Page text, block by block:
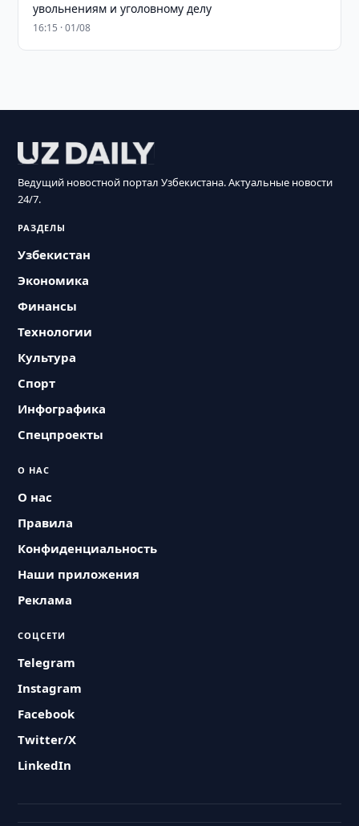
увольнениям и уголовному делу
16:15 · 01/08
Ведущий новостной портал Узбекистана. Актуальные новости
24/7.
РАЗДЕЛЫ
Узбекистан
Экономика
Финансы
Технологии
Культура
Спорт
Инфографика
Спецпроекты
О НАС
О нас
Правила
Конфиденциальность
Наши приложения
Реклама
СОЦСЕТИ
Telegram
Instagram
Facebook
Twitter/X
LinkedIn